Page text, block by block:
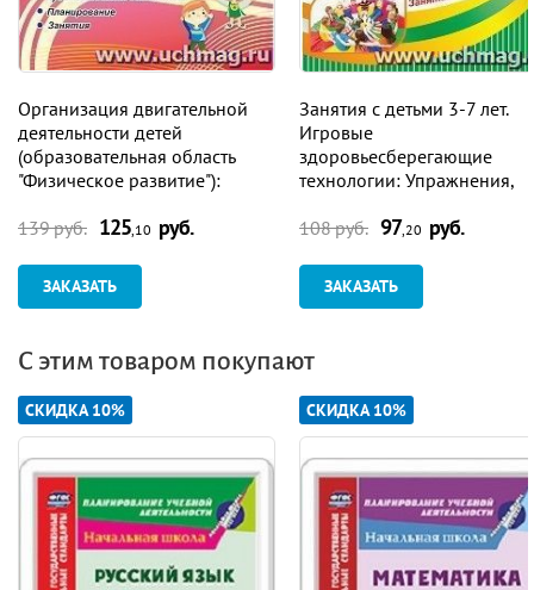
Организация двигательной
деятельности детей
(образовательная область
"Физическое развитие"):
художественная гимнастика.
139 руб. 125,10 руб.
ЗАКАЗАТЬ
Занятия с детьми 3-7 лет.
Игровые
здоровьесберегающие
технологии: Упражнения,
стихах
108 руб. 97,20 руб.
ЗАКАЗАТЬ
С этим товаром покупают
СКИДКА 10% СКИДКА 10%